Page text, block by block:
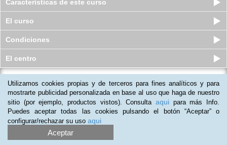
Características de este curso
El curso
Condiciones
El centro
Curso online de RCP Básica y
Primeros Auxilios (con o sin Tit...
Plazas limitadas
129€99
Utilizamos cookies propias y de terceros para fines analíticos y para
mostrarte publicidad personalizada en base al uso que haga de nuestro
sitio (por ejemplo, productos vistos). Consulta aqui para más Info.
Puedes aceptar todas las cookies pulsando el botón “Aceptar” o
configurar/rechazar su uso aqui
Aceptar